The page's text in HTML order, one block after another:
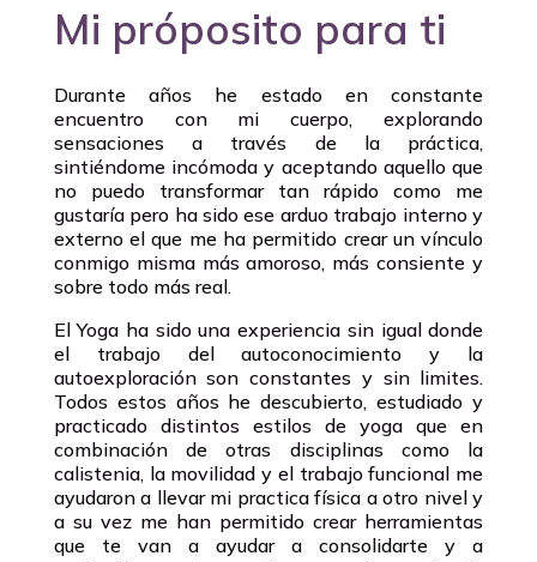
Mi próposito para ti
Durante años he estado en constante
encuentro con mi cuerpo, explorando
sensaciones a través de la práctica,
sintiéndome incómoda y aceptando aquello que
no puedo transformar tan rápido como me
gustaría pero ha sido ese arduo trabajo interno y
externo el que me ha permitido crear un vínculo
conmigo misma más amoroso, más consiente y
sobre todo más real.
El Yoga ha sido una experiencia sin igual donde
el trabajo del autoconocimiento y la
autoexploración son constantes y sin limites.
Todos estos años he descubierto, estudiado y
practicado distintos estilos de yoga que en
combinación de otras disciplinas como la
calistenia, la movilidad y el trabajo funcional me
ayudaron a llevar mi practica física a otro nivel y
a su vez me han permitido crear herramientas
que te van a ayudar a consolidarte y a